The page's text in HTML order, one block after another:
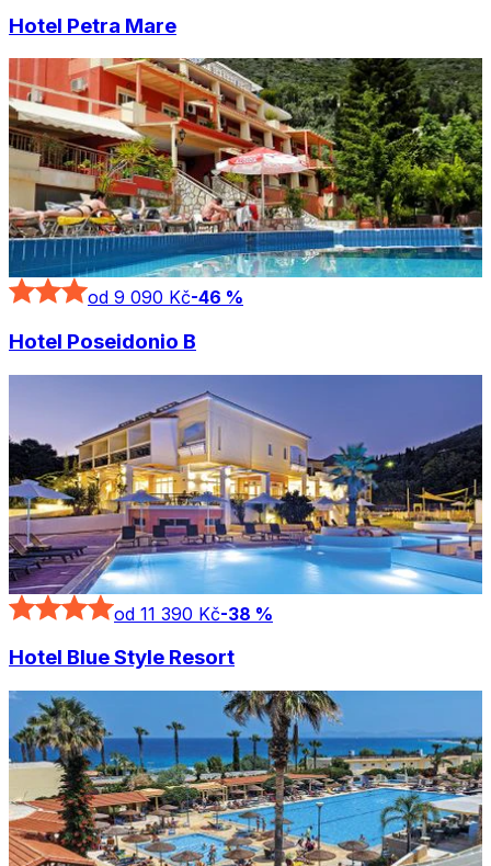
Hotel Petra Mare
od 9 090 Kč-46 %
Hotel Poseidonio B
od 11 390 Kč-38 %
Hotel Blue Style Resort